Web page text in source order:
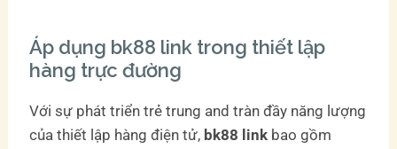
Áp dụng bk88 link trong thiết lập
hàng trực đường
Với sự phát triển trẻ trung and tràn đầy năng lượng
của thiết lập hàng điện tử, bk88 link bao gồm